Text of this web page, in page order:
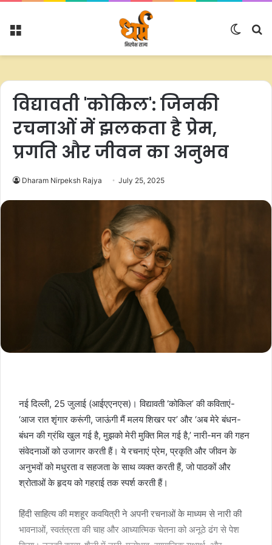
Menu
Switch
विद्यावती 'कोकिल': जिनकी
रचनाओं में झलकता है प्रेम,
प्रगति और जीवन का अनुभव
Dharam Nirpeksh Rajya July 25, 2025
नई दिल्ली, 25 जुलाई (आईएएनएस)। विद्यावती ‘कोकिल’ की कविताएं-
‘आज रात शृंगार करूंगी, जाऊंगी मैं मलय शिखर पर’ और ‘अब मेरे बंधन-
बंधन की ग्रंथि खुल गई है, मुझको मेरी मुक्ति मिल गई है,’ नारी-मन की गहन
संवेदनाओं को उजागर करती हैं। ये रचनाएं प्रेम, प्रकृति और जीवन के
अनुभवों को मधुरता व सहजता के साथ व्यक्त करती हैं, जो पाठकों और
श्रोताओं के हृदय को गहराई तक स्पर्श करती हैं।
हिंदी साहित्य की मशहूर कवयित्री ने अपनी रचनाओं के माध्यम से नारी की
भावनाओं, स्वतंत्रता की चाह और आध्यात्मिक चेतना को अनूठे ढंग से पेश